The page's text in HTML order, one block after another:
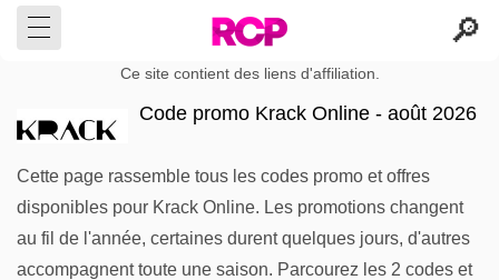
Ce site contient des liens d'affiliation.
Code promo Krack Online - août 2026
Cette page rassemble tous les codes promo et offres
disponibles pour Krack Online. Les promotions changent
au fil de l'année, certaines durent quelques jours, d'autres
accompagnent toute une saison. Parcourez les 2 codes et